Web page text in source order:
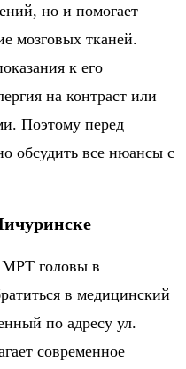
но и помогает
мозговых тканей.
к его
на контраст или
Поэтому перед
обсудить все нюансы с
МРТ головы в
в медицинский
по адресу ул.
современное